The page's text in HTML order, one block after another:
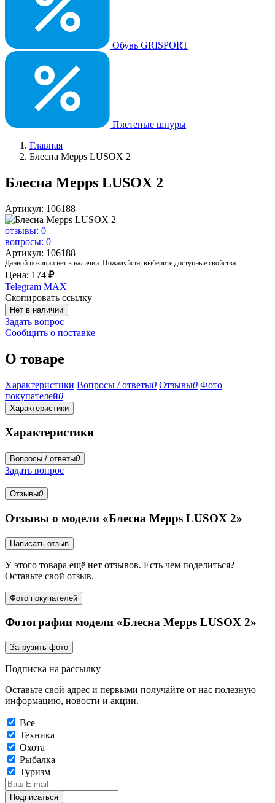
Обувь GRISPORT
Плетеные шнуры
Главная
Блесна Mepps LUSOX 2
Блесна Mepps LUSOX 2
Артикул: 106188
отзывы: 0
вопросы: 0
Артикул: 106188
Данной позиции нет в наличии. Пожалуйста, выберите доступные свойства.
Цена: 174 ₽
Telegram MAX
Скопировать ссылку
Нет в наличии
Задать вопрос
Сообщить о поставке
О товаре
Характеристики Вопросы / ответы0 Отзывы0 Фото
покупателей0
Характеристики
Характеристики
Вопросы / ответы0
Задать вопрос
Отзывы0
Отзывы о модели «Блесна Mepps LUSOX 2»
Написать отзыв
У этого товара ещё нет отзывов. Есть чем поделиться?
Оставьте свой отзыв.
Фото покупателей
Фотографии модели «Блесна Mepps LUSOX 2»
Загрузить фото
Подписка на рассылку
Оставьте свой адрес и первыми получайте от нас полезную
информацию, новости и акции.
Все
Техника
Охота
Рыбалка
Туризм
Подписаться